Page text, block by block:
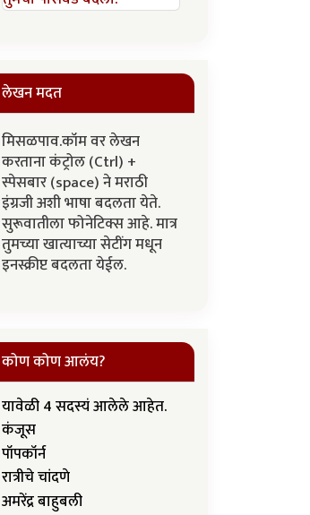
लेखन मदत
मिसळपाव.कॉम वर लेखन
करताना कंट्रोल (Ctrl) +
स्पेसबार (space) ने मराठी
इंग्रजी अशी भाषा बदलता येते.
सुरूवातीला फोनेटिक्स आहे. मात्र
तुमच्या खात्याच्या सेटींग मधून
इनस्क्रीप्ट बदलता येईल.
कोण कोण आलंय?
यावेळी 4 सदस्यं आलेले आहेत.
कंजूस
पॉपकॉर्न
रात्रीचे चांदणे
अमरेंद्र बाहुबली